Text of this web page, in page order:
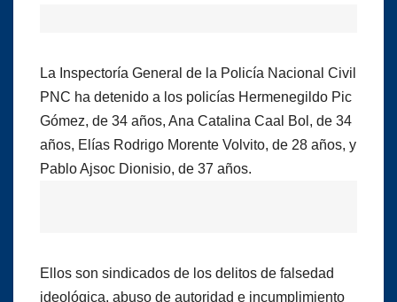
La Inspectoría General de la Policía Nacional Civil
PNC ha detenido a los policías Hermenegildo Pic
Gómez, de 34 años, Ana Catalina Caal Bol, de 34
años, Elías Rodrigo Morente Volvito, de 28 años, y
Pablo Ajsoc Dionisio, de 37 años.
Ellos son sindicados de los delitos de falsedad
ideológica, abuso de autoridad e incumplimiento